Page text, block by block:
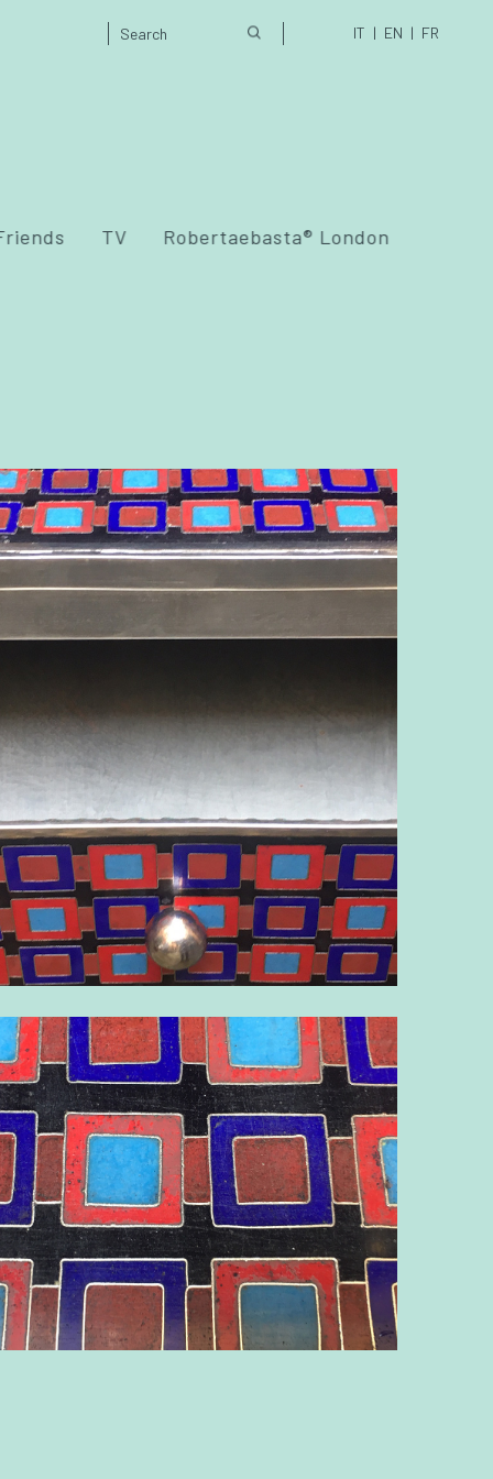
IT EN FR
TV Robertaebasta® London